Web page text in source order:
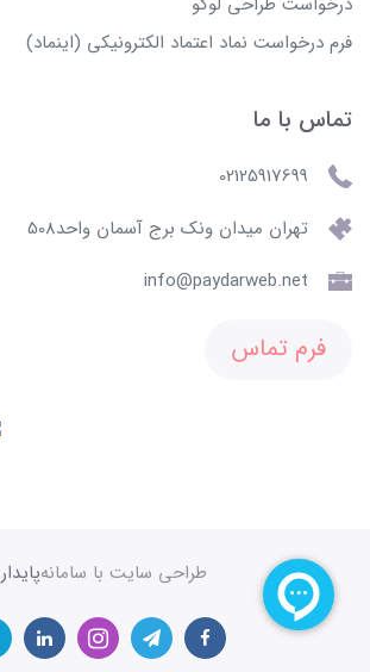
فرم درخواست نماد اعتماد الکترونیکی (اینماد)
تماس با ما
02125917699
تهران میدان ونک برج آسمان واحد508
info@paydarweb.net
فرم تماس
طراحی سایت با سامانهپایدار